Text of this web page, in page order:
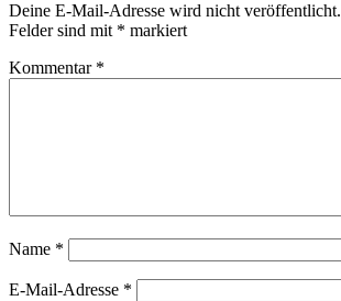
Deine E-Mail-Adresse wird nicht veröffentlicht.
Felder sind mit * markiert
Kommentar *
Name *
E-Mail-Adresse *